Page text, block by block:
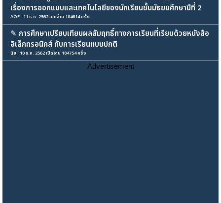
เรื่องการออกแบบและเทคโนโลยีของนักเรียนชั้นมัธยมศึกษาปีที่ 2
AOE : 11 ธ.ค. 2562 เปิดอ่าน 104614 ครั้ง
✎ การศึกษาเปรียบเทียบผลสัมฤทธิ์ทางการเรียนที่เรียนด้วยหนังสือ
อิเล็กทรอนิกส์ กับการเรียนแบบปกติ
นุ้ย : 10 ธ.ค. 2562 เปิดอ่าน 104754 ครั้ง
Advertisement